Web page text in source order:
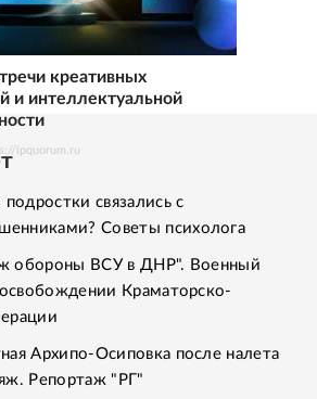
креативных
и интеллектуальной
ipquorum.ru
связались с
Советы психолога
обороны ВСУ в ДНР". Военный
Краматорско-
Архипо-Осиповка после налета
Репортаж "РГ"